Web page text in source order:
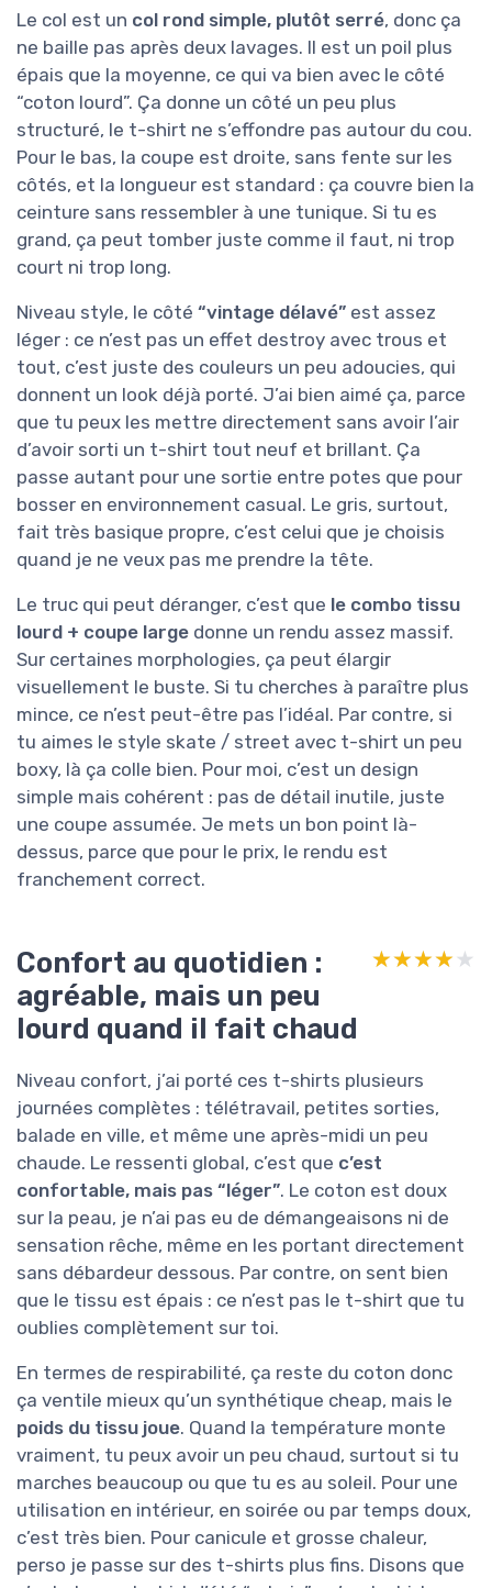
Le col est un col rond simple, plutôt serré, donc ça
ne baille pas après deux lavages. Il est un poil plus
épais que la moyenne, ce qui va bien avec le côté
“coton lourd”. Ça donne un côté un peu plus
structuré, le t-shirt ne s’effondre pas autour du cou.
Pour le bas, la coupe est droite, sans fente sur les
côtés, et la longueur est standard : ça couvre bien la
ceinture sans ressembler à une tunique. Si tu es
grand, ça peut tomber juste comme il faut, ni trop
court ni trop long.
Niveau style, le côté “vintage délavé” est assez
léger : ce n’est pas un effet destroy avec trous et
tout, c’est juste des couleurs un peu adoucies, qui
donnent un look déjà porté. J’ai bien aimé ça, parce
que tu peux les mettre directement sans avoir l’air
d’avoir sorti un t-shirt tout neuf et brillant. Ça
passe autant pour une sortie entre potes que pour
bosser en environnement casual. Le gris, surtout,
fait très basique propre, c’est celui que je choisis
quand je ne veux pas me prendre la tête.
Le truc qui peut déranger, c’est que le combo tissu
lourd + coupe large donne un rendu assez massif.
Sur certaines morphologies, ça peut élargir
visuellement le buste. Si tu cherches à paraître plus
mince, ce n’est peut-être pas l’idéal. Par contre, si
tu aimes le style skate / street avec t-shirt un peu
boxy, là ça colle bien. Pour moi, c’est un design
simple mais cohérent : pas de détail inutile, juste
une coupe assumée. Je mets un bon point là-
dessus, parce que pour le prix, le rendu est
franchement correct.
Confort au quotidien :
agréable, mais un peu
lourd quand il fait chaud
★★★★★
★★★★★
Niveau confort, j’ai porté ces t-shirts plusieurs
journées complètes : télétravail, petites sorties,
balade en ville, et même une après-midi un peu
chaude. Le ressenti global, c’est que c’est
confortable, mais pas “léger”. Le coton est doux
sur la peau, je n’ai pas eu de démangeaisons ni de
sensation rêche, même en les portant directement
sans débardeur dessous. Par contre, on sent bien
que le tissu est épais : ce n’est pas le t-shirt que tu
oublies complètement sur toi.
En termes de respirabilité, ça reste du coton donc
ça ventile mieux qu’un synthétique cheap, mais le
poids du tissu joue. Quand la température monte
vraiment, tu peux avoir un peu chaud, surtout si tu
marches beaucoup ou que tu es au soleil. Pour une
utilisation en intérieur, en soirée ou par temps doux,
c’est très bien. Pour canicule et grosse chaleur,
perso je passe sur des t-shirts plus fins. Disons que